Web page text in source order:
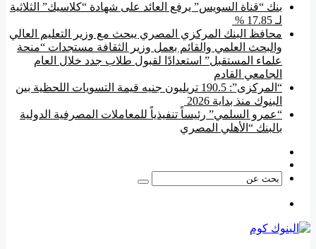
بنك “قناة السويس” يرفع العائد على شهادة “كلاسيك” الثلاثية
لـ 17.85 %
محافظ البنك المركزي المصري يبحث مع وزير التعليم العالي
والبحث العلمي والقائم بعمل وزير الثقافة مستجدات “منحة
علماء المستقبل” استعدادًا لقبول طلاب جدد خلال العام
الجامعي القادم
“المركزى”: 190.5 تريليون جنيه قيمة التسويات اللحظية بين
البنوك منذ بداية 2026
“عمرو السلمي” رئيساً تنفيذياً للمعاملات المصرفية الدولية
بالبنك “الأهلي المصري
بحث